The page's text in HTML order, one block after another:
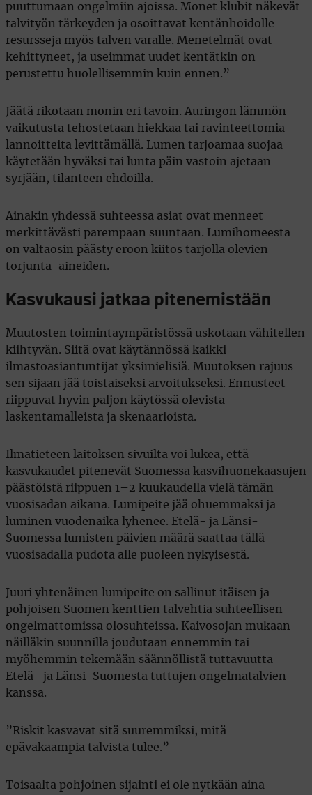
puuttumaan ongelmiin ajoissa. Monet klubit näkevät
talvityön tärkeyden ja osoittavat kentänhoidolle
resursseja myös talven varalle. Menetelmät ovat
kehittyneet, ja useimmat uudet kentätkin on
perustettu huolellisemmin kuin ennen.”
Jäätä rikotaan monin eri tavoin. Auringon lämmön
vaikutusta tehostetaan hiekkaa tai ravinteettomia
lannoitteita levittämällä. Lumen tarjoamaa suojaa
käytetään hyväksi tai lunta päin vastoin ajetaan
syrjään, tilanteen ehdoilla.
Ainakin yhdessä suhteessa asiat ovat menneet
merkittävästi parempaan suuntaan. Lumihomeesta
on valtaosin päästy eroon kiitos tarjolla olevien
torjunta-aineiden.
Kasvukausi jatkaa pitenemistään
Muutosten toimintaympäristössä uskotaan vähitellen
kiihtyvän. Siitä ovat käytännössä kaikki
ilmastoasiantuntijat yksimielisiä. Muutoksen rajuus
sen sijaan jää toistaiseksi arvoitukseksi. Ennusteet
riippuvat hyvin paljon käytössä olevista
laskentamalleista ja skenaarioista.
Ilmatieteen laitoksen sivuilta voi lukea, että
kasvukaudet pitenevät Suomessa kasvihuonekaasujen
päästöistä riippuen 1–2 kuukaudella vielä tämän
vuosisadan aikana. Lumipeite jää ohuemmaksi ja
luminen vuodenaika lyhenee. Etelä- ja Länsi-
Suomessa lumisten päivien määrä saattaa tällä
vuosisadalla pudota alle puoleen nykyisestä.
Juuri yhtenäinen lumipeite on sallinut itäisen ja
pohjoisen Suomen kenttien talvehtia suhteellisen
ongelmattomissa olosuhteissa. Kaivosojan mukaan
näilläkin suunnilla joudutaan ennemmin tai
myöhemmin tekemään säännöllistä tuttavuutta
Etelä- ja Länsi-Suomesta tuttujen ongelmatalvien
kanssa.
”Riskit kasvavat sitä suuremmiksi, mitä
epävakaampia talvista tulee.”
Toisaalta pohjoinen sijainti ei ole nytkään aina